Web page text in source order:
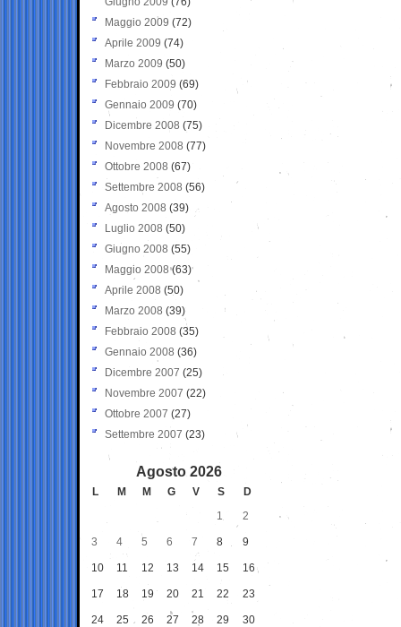
Maggio 2009 (72)
Aprile 2009 (74)
Marzo 2009 (50)
Febbraio 2009 (69)
Gennaio 2009 (70)
Dicembre 2008 (75)
Novembre 2008 (77)
Ottobre 2008 (67)
Settembre 2008 (56)
Agosto 2008 (39)
Luglio 2008 (50)
Giugno 2008 (55)
Maggio 2008(63)
Aprile 2008 (50)
Marzo 2008 (39)
Febbraio 2008 (35)
Gennaio 2008 (36)
Dicembre 2007 (25)
Novembre 2007 (22)
Ottobre 2007 (27)
Settembre 2007 (23)
Agosto 2026
L M M G V S
D
1
2
3 4 5 6 7 8 9
10 11 12 13 14 15 16
17 18 19 20 21 22 23
24 25 26 27 28 29 30